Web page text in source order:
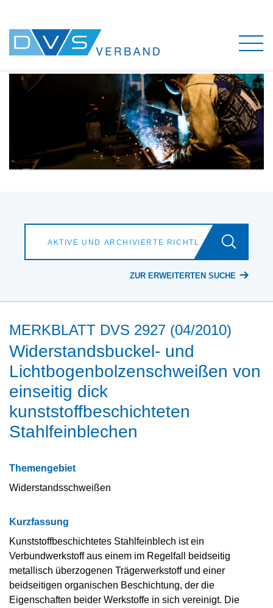
ZUR ERWEITERTEN SUCHE
MERKBLATT DVS 2927 (04/2010)
Widerstandsbuckel- und
Lichtbogenbolzenschweißen von
einseitig dick
kunststoffbeschichteten
Stahlfeinblechen
Themengebiet
Widerstandsschweißen
Kurzfassung
Kunststoffbeschichtetes Stahlfeinblech ist ein
Verbundwerkstoff aus einem im Regelfall beidseitig
metallisch überzogenen Trägerwerkstoff und einer
beidseitigen organischen Beschichtung, der die
Eigenschaften beider Werkstoffe in sich vereinigt. Die